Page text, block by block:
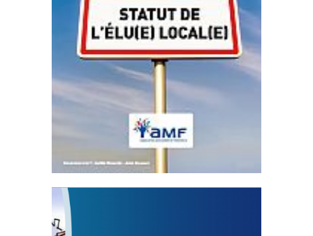
Statut de l’élu local
3 avril 2024
Mise à jour avril 2024